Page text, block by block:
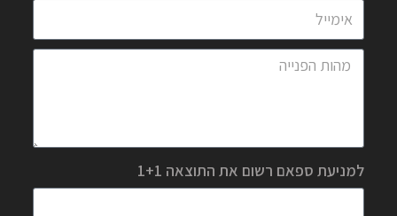
למניעת ספאם רשום את התוצאה 1+1